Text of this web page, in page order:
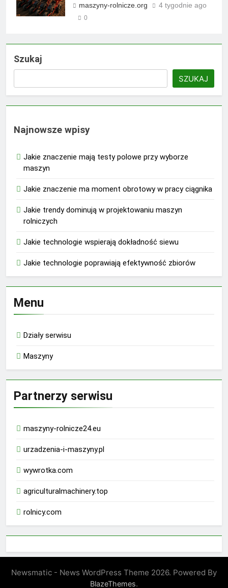
maszyny-rolnicze.org 4 tygodnie ago
0
Szukaj
SZUKAJ
Najnowsze wpisy
Jakie znaczenie mają testy polowe przy wyborze
maszyn
Jakie znaczenie ma moment obrotowy w pracy ciągnika
Jakie trendy dominują w projektowaniu maszyn
rolniczych
Jakie technologie wspierają dokładność siewu
Jakie technologie poprawiają efektywność zbiorów
Menu
Działy serwisu
Maszyny
Partnerzy serwisu
maszyny-rolnicze24.eu
urzadzenia-i-maszyny.pl
wywrotka.com
agriculturalmachinery.top
rolnicy.com
rhino 9000 male enhancement pills reviews
drachen male enhancement amazon
Newsmatic - News WordPress Theme 2026. Powered By
BlazeThemes.